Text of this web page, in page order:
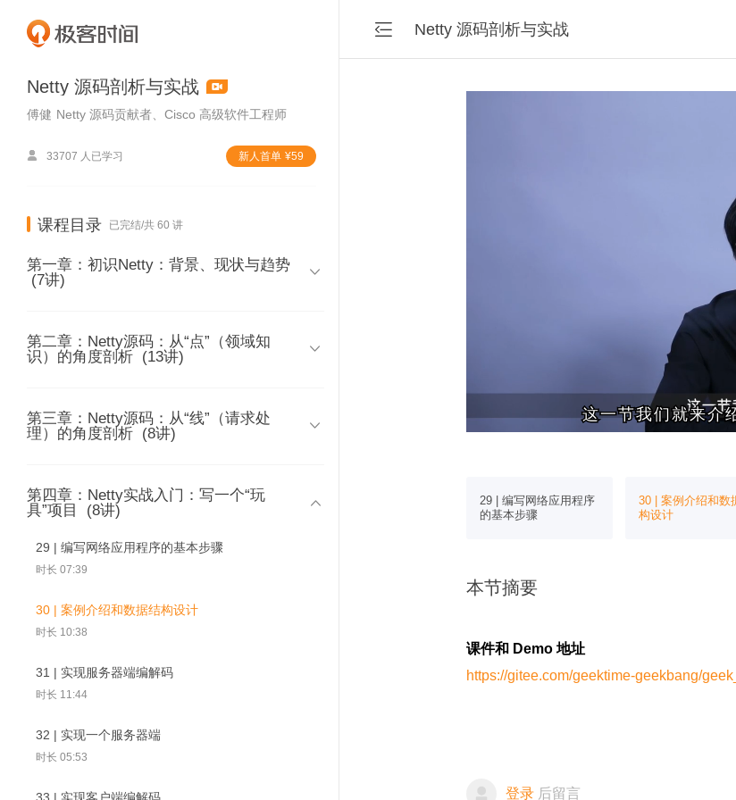
Netty 源码剖析与实战
傅健 Netty 源码贡献者、Cisco 高级软件工程师
 33707 人已学习 新⼈⾸单 ¥59
课程目录 已完结/共 60 讲
第一章：初识Netty：背景、现状与趋势
(7讲)

01 | 课程介绍
时长 06:32
时长 03:17
时长 08:37
JDK NIO？
时长 10:40
05 | 为什么孤注一掷：独选
Netty？
06 | Netty的前尘往事
07 | Netty的现状与趋势
第二章：Netty源码：从“点”（领域知
识）的角度剖析 (13讲) 
08 | Netty怎么切换三种I/O模式？
时长 11:05
时长 06:36
10 | Netty如何支持三种Reactor？
时长 10:38
11 | 源码剖析：Netty对Reactor的支
持
12 | TCP粘包/半包Netty全搞定
13 | 源码剖析：Netty对处理粘包/半包
时长 11:09
第三章：Netty源码：从“线”（请求处
理）的角度剖析 (8讲) 
21 | Netty代码编译与总览
时长 14:00
22 | 源码剖析：启动服务
时长 17:19
23 | 源码剖析：构建连接
时长 12:37
24 | 源码剖析：接收数据
时长 13:13
25 | 源码剖析：业务处理
时长 08:37
第四章：Netty实战入门：写一个“玩
具”项目
(8讲) 
29 | 编写网络应用程序的基本步骤
时长 07:39
30 | 案例介绍和数据结构设计
时长 10:38
31 | 实现服务器端编解码
时长 11:44
32 | 实现一个服务器端
时长 05:53
 Netty 源码剖析与实战
这一节我们就来介
这一节我们就来介
26 | 源码剖析：发送数
27 | 源码剖析：断开连
29 | 编写网络应用程序
的基本步骤
30 | 案例介绍和数
构设计
本节摘要
课件和 Demo 地址
https://gitee.com/geektime-geekbang/
登录 后留言